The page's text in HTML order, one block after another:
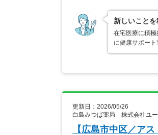
新しいこと
在宅医療に積
に健康サポー
更新日：2026/05/26
白島みつば薬局 株式会社ユー
【広島市中区／ア